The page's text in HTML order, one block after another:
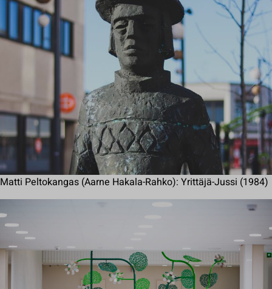
Matti Peltokangas (Aarne Hakala-Rahko): Yrittäjä-Jussi (1984)